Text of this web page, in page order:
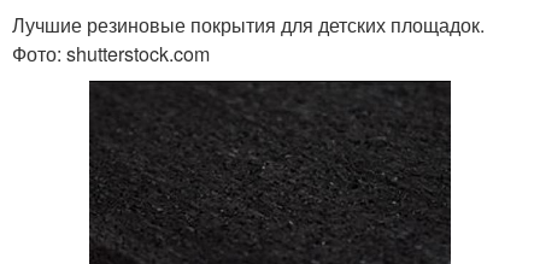
Лучшие резиновые покрытия для детских площадок.
Фото: shutterstock.com